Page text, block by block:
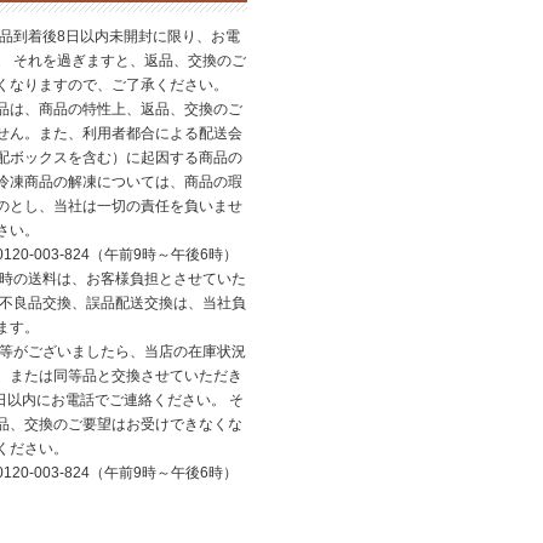
到着後8日以内未開封に限り、お電
それを過ぎますと、返品、交換のご
なりますので、ご了承ください。
は、商品の特性上、返品、交換のご
ん。また、利用者都合による配送会
ボックスを含む）に起因する商品の
凍商品の解凍については、商品の瑕
とし、当社は一切の責任を負いませ
。
003-824（午前9時～午後6時）
の送料は、お客様負担とさせていた
良品交換、誤品配送交換は、当社負
。
がございましたら、当店の在庫状況
または同等品と交換させていただき
以内にお電話でご連絡ください。 そ
、交換のご要望はお受けできなくな
ださい。
003-824（午前9時～午後6時）